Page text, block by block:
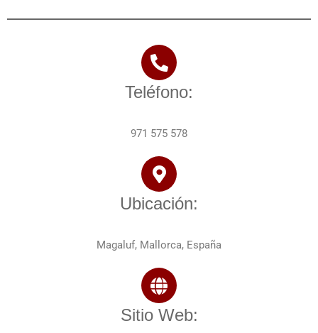
Teléfono:
971 575 578
Ubicación:
Magaluf, Mallorca, España
Sitio Web: